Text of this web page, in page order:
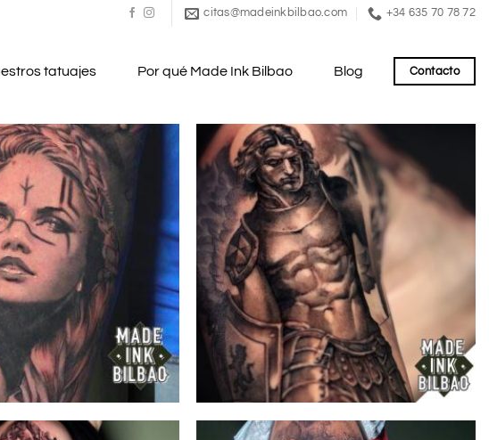
citas@madeinkbilbao.com +34 635 70 78 72
tatuajes Por qué Made Ink Bilbao Blog Contacto